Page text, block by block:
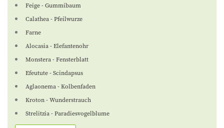
Feige - Gummibaum
Calathea - Pfeilwurze
Farne
Alocasia - Elefantenohr
Monstera - Fensterblatt
Efeutute - Scindapsus
Aglaonema - Kolbenfaden
Kroton - Wunderstrauch
Strelitzia - Paradiesvogelblume